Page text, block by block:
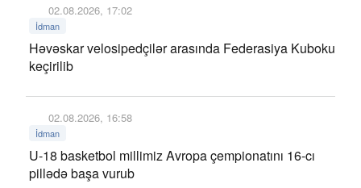
02.08.2026, 17:02
İdman
Həvəskar velosipedçilər arasında Federasiya Kuboku
keçirilib
02.08.2026, 16:58
İdman
U-18 basketbol millimiz Avropa çempionatını 16-cı
pillədə başa vurub